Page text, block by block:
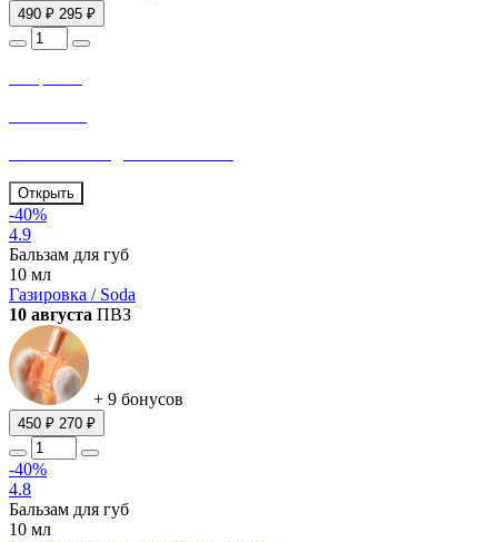
490 ₽ 295 ₽
Открыть
-40%
4.9
Бальзам для губ
10 мл
Газировка / Soda
10 августа ПВЗ
+ 9 бонусов
450 ₽ 270 ₽
-40%
4.8
Бальзам для губ
10 мл